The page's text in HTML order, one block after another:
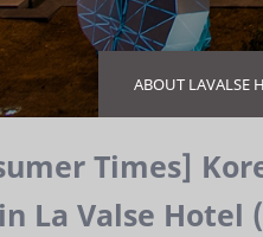
ABOUT LAVALSE
Times]
La Valse Hotel